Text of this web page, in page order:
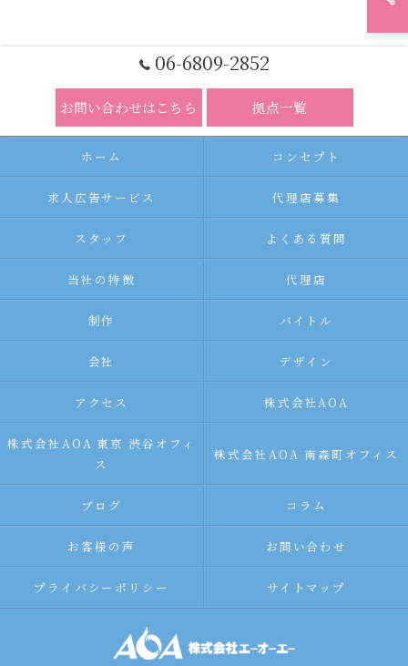
06-6809-2852
お問い合わせはこちら 拠点一覧
ホーム コンセプト
求人広告サービス 代理店募集
スタッフ よくある質問
当社の特徴 代理店
制作 バイトル
会社 デザイン
アクセス 株式会社AOA
株式会社AOA 東京 渋谷オフィ
ス
株式会社AOA 南森町オフィス
ブログ コラム
お客様の声 お問い合わせ
プライバシーポリシー サイトマップ